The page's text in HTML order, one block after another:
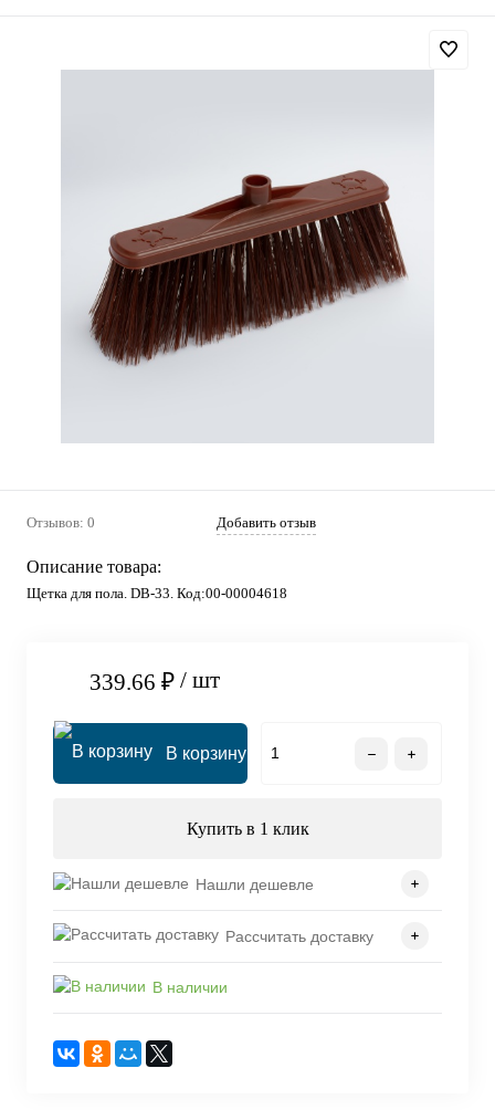
Отзывов: 0 Добавить отзыв
Описание товара:
Щетка для пола. DB-33. Код:00-00004618
339.66 ₽ / шт
В корзину
Купить в 1 клик
Нашли дешевле
Рассчитать доставку
В наличии